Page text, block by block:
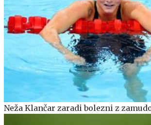
Neža Klančar zaradi bolezni z